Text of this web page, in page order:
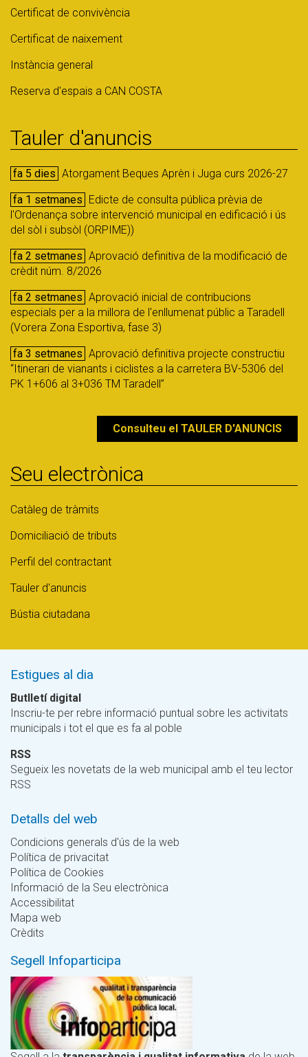
Certificat de convivència
Certificat de naixement
Instància general
Reserva d'espais a CAN COSTA
Tauler d'anuncis
fa 5 dies Atorgament Beques Aprèn i Juga curs 2026-27
fa 1 setmanes
Edicte de consulta pública prèvia de
l'Ordenança sobre intervenció municipal en edificació i ús
del sòl i subsòl (ORPIME))
fa 2 setmanes Aprovació definitiva de la modificació de
crèdit núm. 8/2026
fa 2 setmanes Aprovació inicial de contribucions
especials per a la millora de l'enllumenat públic a Taradell
(Vorera Zona Esportiva, fase 3)
fa 3 setmanes Aprovació definitiva projecte constructiu
“Itinerari de vianants i ciclistes a la carretera BV-5306 del
PK 1+606 al 3+036 TM Taradell”
Consulteu el TAULER D'ANUNCIS
Seu electrònica
Catàleg de tràmits
Domiciliació de tributs
Perfil del contractant
Tauler d'anuncis
Bústia ciutadana
Estigues al dia
Butlletí digital
Inscriu-te per rebre informació puntual sobre les activitats
municipals i tot el que es fa al poble
RSS
Segueix les novetats de la web municipal amb el teu lector
RSS
Detalls del web
Condicions generals d'ús de la web
Política de privacitat
Política de Cookies
Informació de la Seu electrònica
Accessibilitat
Mapa web
Crèdits
Segell Infoparticipa